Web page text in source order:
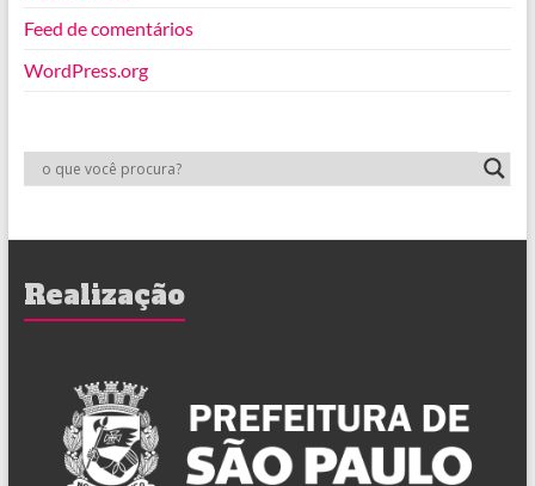
Feed de comentários
WordPress.org
Realização